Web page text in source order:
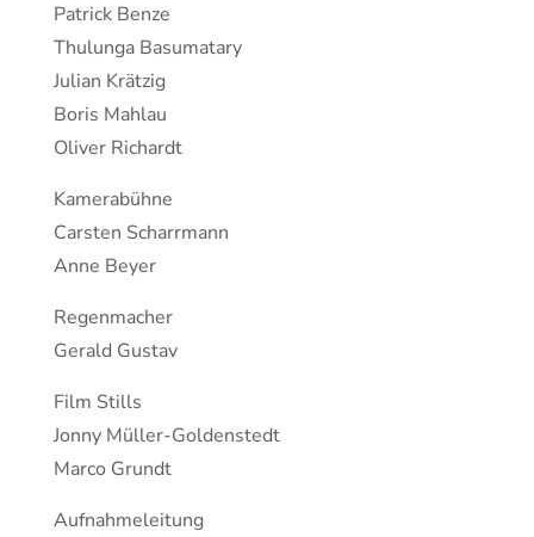
Patrick Benze
Thulunga Basumatary
Julian Krätzig
Boris Mahlau
Oliver Richardt
Kamerabühne
Carsten Scharrmann
Anne Beyer
Regenmacher
Gerald Gustav
Film Stills
Jonny Müller-Goldenstedt
Marco Grundt
Aufnahmeleitung